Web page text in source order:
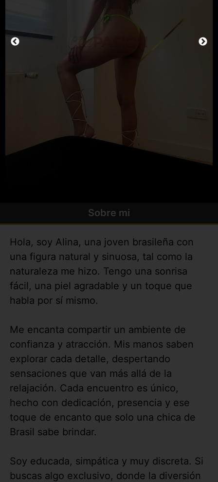
Sobre mi
Hola, soy Alina, una joven brasileña con
una figura natural y sinuosa, tal como la
naturaleza me hizo. Tengo una sonrisa
fácil, una piel agradable y un toque que
habla por sí mismo.
Me encanta compartir un ambiente de
confianza y atracción. Mis manos saben
explorar cada detalle, despertando
sensaciones que van más allá de la
relajación. Cada encuentro es único,
hecho con dedicación, presencia y ese
toque de encanto que solo una chica de
Brasil sabe brindar.
Soy educada, simpática y muy discreta. Si
buscas algo exclusivo, donde la diversión